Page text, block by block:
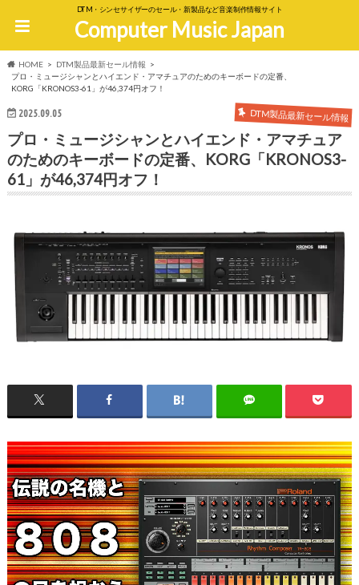
DTM・シンセサイザーのセール・新製品など音楽制作情報サイト
Computer Music Japan
HOME
DTM製品最新セール情報
プロ・ミュージシャンとハイエンド・アマチュアのためのキーボードの定番、
KORG「KRONOS3-61」が46,374円オフ！
2025.09.05 DTM製品最新セール情報
プロ・ミュージシャンとハイエンド・アマチュア
のためのキーボードの定番、KORG「KRONOS3-
61」が46,374円オフ！